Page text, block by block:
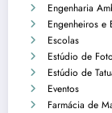
Engenharia
Engenheiros e
Escolas
Estúdio de
Estúdio de
Eventos
Farmácia de